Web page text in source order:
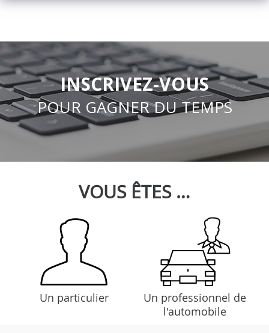
INSCRIVEZ-VOUS
POUR GAGNER DU TEMPS
VOUS ÊTES …
Un particulier
Un professionnel de
l'automobile